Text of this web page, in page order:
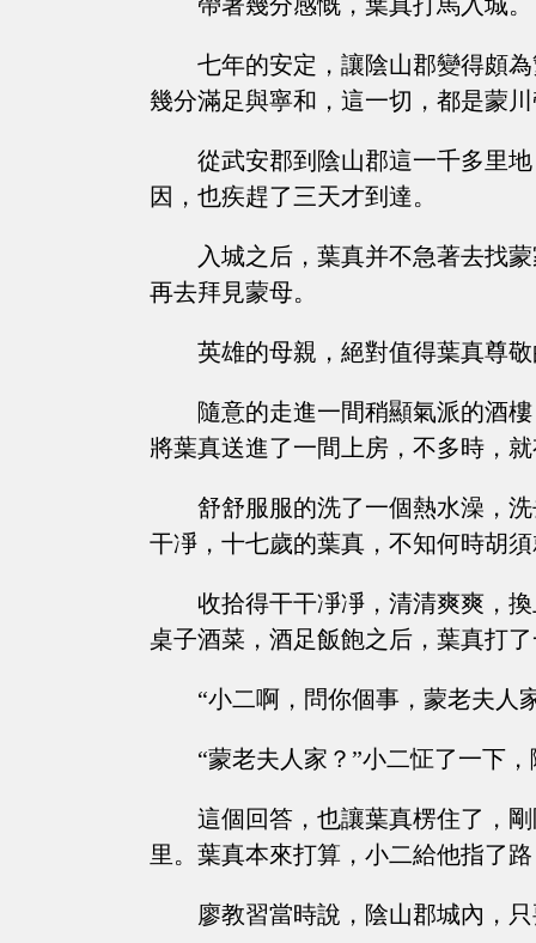
七年的安定，讓陰山郡變得頗
幾分滿足與寧和，這一切，都是蒙
從武安郡到陰山郡這一千多里
因，也疾趕了三天才到達。
入城之后，葉真并不急著去找
再去拜見蒙母。
英雄的母親，絕對值得葉真尊
隨意的走進一間稍顯氣派的酒
將葉真送進了一間上房，不多時，
舒舒服服的洗了一個熱水澡，
干凈，十七歲的葉真，不知何時胡
收拾得干干凈凈，清清爽爽，
桌子酒菜，酒足飯飽之后，葉真打
“小二啊，問你個事，蒙老夫人
“蒙老夫人家？”小二怔了一下
這個回答，也讓葉真楞住了，
里。葉真本來打算，小二給他指了
廖教習當時說，陰山郡城內，